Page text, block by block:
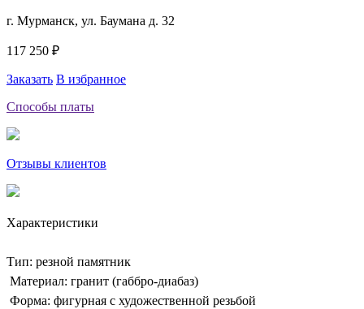
г. Мурманск, ул. Баумана д. 32
117 250 ₽
Заказать В избранное
Способы платы
Отзывы клиентов
Характеристики
Тип: резной памятник
Материал: гранит (габбро-диабаз)
Форма: фигурная с художественной резьбой